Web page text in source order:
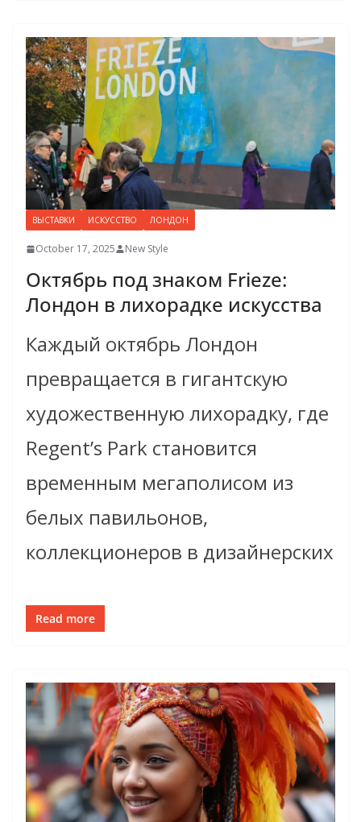
ВЫСТАВКИ ИСКУССТВО ЛОНДОН
October 17, 2025 New Style
Октябрь под знаком Frieze:
Лондон в лихорадке искусства
Каждый октябрь Лондон
превращается в гигантскую
художественную лихорадку, где
Regent’s Park становится
временным мегаполисом из
белых павильонов,
коллекционеров в дизайнерских
Read more